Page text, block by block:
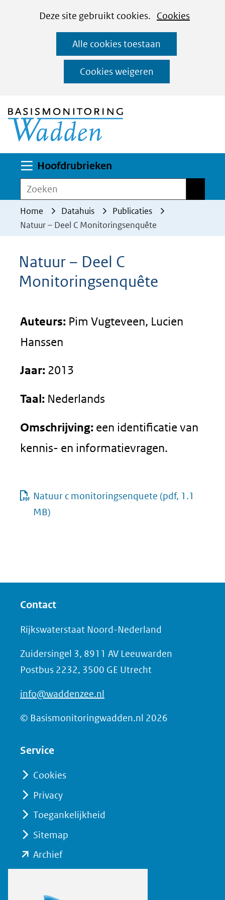
CookiesDeze site gebruikt cookies. Cookies
op
deze
website
worden
toegestaan
geweigerd.
Alle cookies toestaan
Cookies weigeren
Ga
naar
de
inhoud
Hoofdrubrieken
Zoeken
Home Datahuis
Publicaties
Natuur – Deel C Monitoringsenquête
Natuur – Deel C
Monitoringsenquête
Auteurs: Pim Vugteveen, Lucien
Hanssen
Jaar: 2013
Taal: Nederlands
Omschrijving: een identificatie van
kennis- en informatievragen.
Natuur c monitoringsenquete (pdf, 1.1
MB)
Contact
Rijkswaterstaat Noord-Nederland
Zuidersingel 3, 8911 AV Leeuwarden
Postbus 2232, 3500 GE Utrecht
info@waddenzee.nl
© Basismonitoringwadden.nl 2026
Service
Cookies
Privacy
Toegankelijkheid
Sitemap
Archief(opent
in